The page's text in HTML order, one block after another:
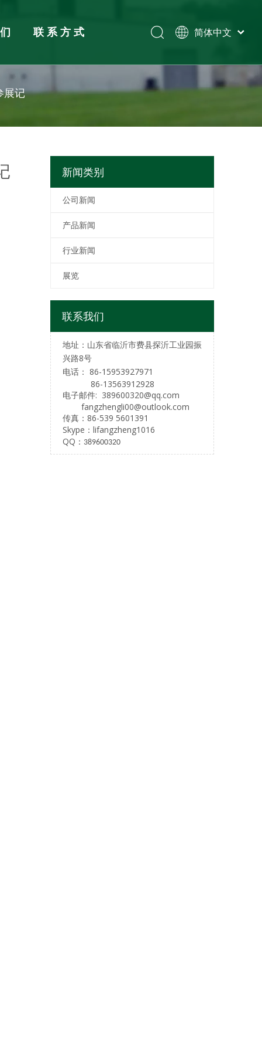
联系方式
简体中文
Español
Pусский
展记
新闻类别
公司新闻
产品新闻
行业新闻
展览
联系我们
地址：山东省临沂市费县探沂工业园振
兴路8号
电话： 86-15953927971
86-13563912928
电子邮件: 389600320@qq.com
fangzhengli00@outlook.com
传真：86-539 5601391
Skype： lifangzheng1016
QQ： 389600320